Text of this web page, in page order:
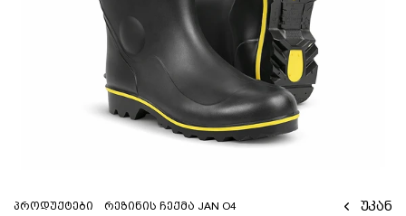
პროდუქტები რეზინის ჩექმა JAN O4
უკან